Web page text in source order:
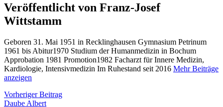
Veröffentlicht von Franz-Josef
Wittstamm
Geboren 31. Mai 1951 in Recklinghausen Gymnasium Petrinum
1961 bis Abitur1970 Studium der Humanmedizin in Bochum
Approbation 1981 Promotion1982 Facharzt für Innere Medizin,
Kardiologie, Intensivmedizin Im Ruhestand seit 2016 Mehr Beiträge
anzeigen
Beitragsnavigation
Vorheriger BeitragVorheriger
Daube Albert